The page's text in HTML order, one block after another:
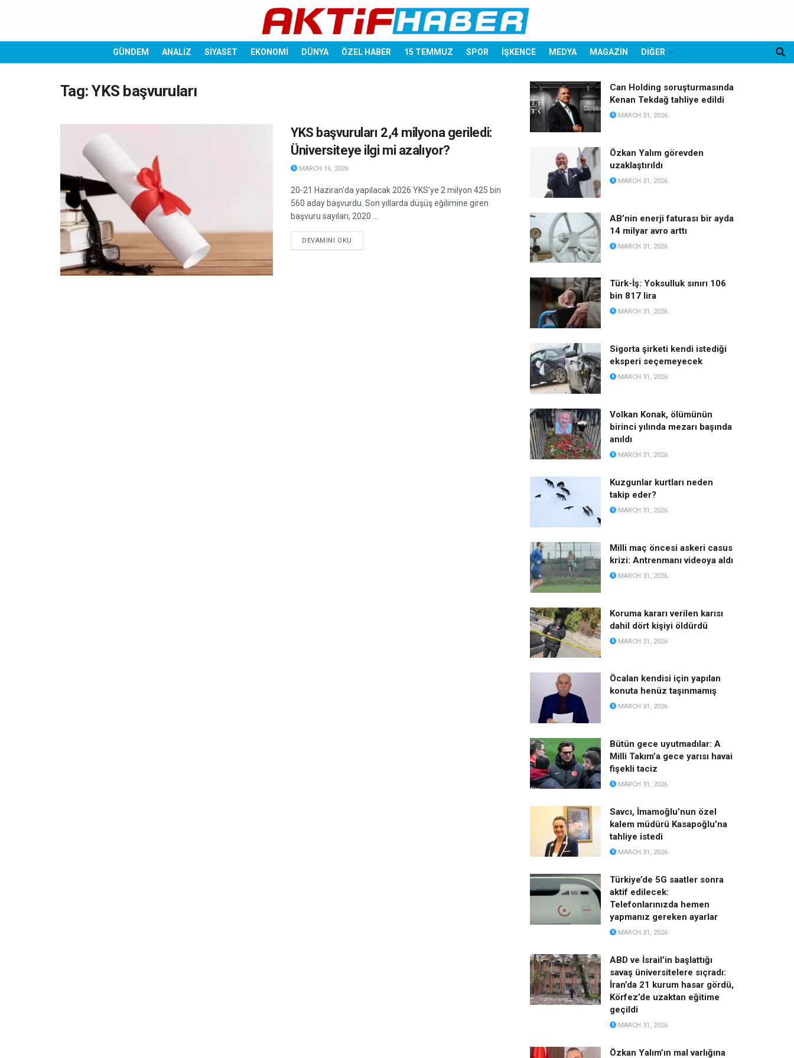
GÜNDEM ANALİZ SİYASET EKONOMİ DÜNYA ÖZEL HABER 15 TEMMUZ SPOR İŞKENCE MEDYA MAGAZİN DİĞER
Tag:YKS başvuruları
YKS başvuruları 2,4 milyona geriledi:
Üniversiteye ilgi mi azalıyor?
MARCH 16, 2026
20-21 Haziran'da yapılacak 2026 YKS'ye 2 milyon 425 bin
560 aday başvurdu. Son yıllarda düşüş eğilimine giren
başvuru sayıları, 2020 ...
DEVAMINI OKU
Can Holding soruşturmasında
Kenan Tekdağ tahliye edildi
MARCH 31, 2026
Özkan Yalım görevden
uzaklaştırıldı
MARCH 31, 2026
AB’nin enerji faturası bir ayda
14 milyar avro arttı
MARCH 31, 2026
Türk-İş: Yoksulluk sınırı 106
bin 817 lira
MARCH 31, 2026
Sigorta şirketi kendi istediği
eksperi seçemeyecek
MARCH 31, 2026
Volkan Konak, ölümünün
birinci yılında mezarı başında
anıldı
MARCH 31, 2026
Kuzgunlar kurtları neden
takip eder?
MARCH 31, 2026
Milli maç öncesi askeri casus
krizi: Antrenmanı videoya aldı
MARCH 31, 2026
Koruma kararı verilen karısı
dahil dört kişiyi öldürdü
MARCH 31, 2026
Öcalan kendisi için yapılan
konuta henüz taşınmamış
MARCH 31, 2026
Bütün gece uyutmadılar: A
Milli Takım’a gece yarısı havai
fişekli taciz
MARCH 31, 2026
Savcı, İmamoğlu’nun özel
kalem müdürü Kasapoğlu’na
tahliye istedi
MARCH 31, 2026
Türkiye’de 5G saatler sonra
aktif edilecek:
Telefonlarınızda hemen
yapmanız gereken ayarlar
MARCH 31, 2026
ABD ve İsrail’in başlattığı
savaş üniversitelere sıçradı:
İran’da 21 kurum hasar gördü,
Körfez’de uzaktan eğitime
geçildi
MARCH 31, 2026
Özkan Yalım’ın mal varlığına